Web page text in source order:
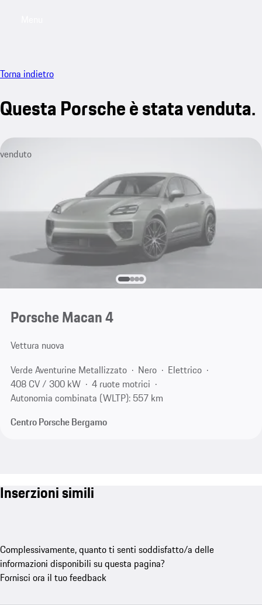
Torna indietro
Questa Porsche è stata venduta.
venduto
Porsche Macan 4
Vettura nuova
Verde Aventurine Metallizzato
Nero
Elettrico
408 CV / 300 kW
4 ruote motrici
Autonomia combinata (WLTP): 557 km
Centro Porsche Bergamo
Inserzioni simili
Complessivamente, quanto ti senti soddisfatto/a delle
informazioni disponibili su questa pagina?
Fornisci ora il tuo feedback